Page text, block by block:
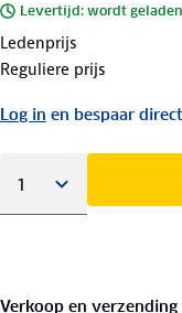
Levertijd: wordt
Ledenprijs
Reguliere prijs
Log in en bespaar direct
Verkoop en